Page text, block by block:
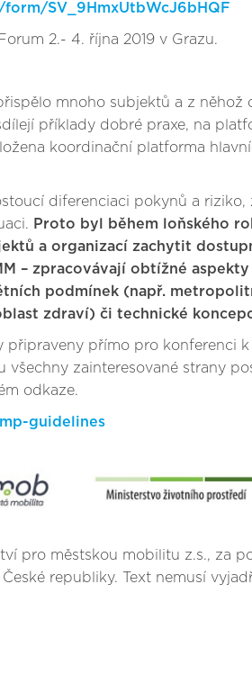
SV_9HmxUtbWcJ6bHQF
2.- 4. října 2019 v Grazu.
mnoho subjektů a z
příklady dobré praxe, na
koordinační platforma
diferenciaci pokynů a
Proto byl během loňského
a organizací zachytit
– zpracovávají obtížné
podmínek (např.
zdraví) či technické
přímo pro konferenci
všechny zainteresované strany
odkaze.
guidelines
pro městskou mobilitu z.s., za
republiky. Text nemusí